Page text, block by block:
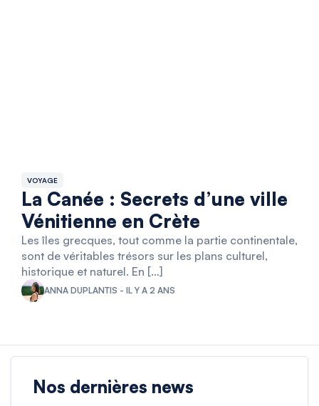
VOYAGE
La Canée : Secrets d’une ville
Vénitienne en Crète
Les îles grecques, tout comme la partie continentale,
sont de véritables trésors sur les plans culturel,
historique et naturel. En […]
ANNA DUPLANTIS - IL Y A 2 ANS
Nos dernières news